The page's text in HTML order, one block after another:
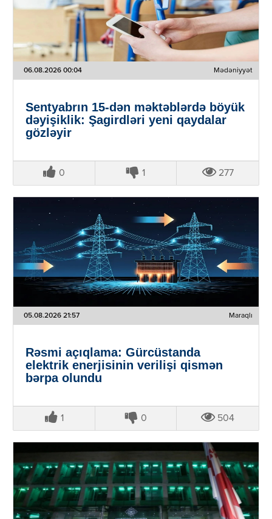
06.08.2026 00:04 Mədəniyyət
Sentyabrın 15-dən məktəblərdə böyük
dəyişiklik: Şagirdləri yeni qaydalar
gözləyir
0 1 277
05.08.2026 21:57 Maraqlı
Rəsmi açıqlama: Gürcüstanda
elektrik enerjisinin verilişi qismən
bərpa olundu
1 0 504